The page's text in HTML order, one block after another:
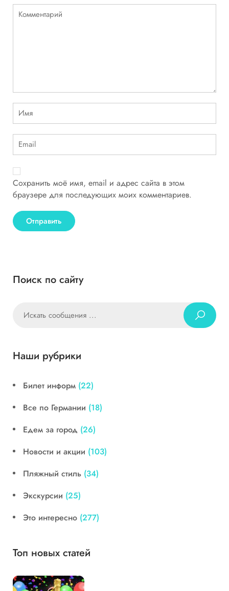
Сохранить моё имя, email и адрес сайта в этом
браузере для последующих моих комментариев.
Поиск по сайту
Наши рубрики
Билет информ (22)
Все по Германии (18)
Едем за город (26)
Новости и акции (103)
Пляжный стиль (34)
Экскурсии (25)
Это интересно (277)
Топ новых статей